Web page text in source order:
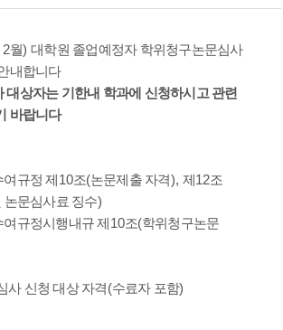
2월)대학원 졸업예정자 학위청구논문심사
내합니다
대상자는 기한내 학과에 신청하시고 관련
바랍니다
규정 제 10조(논문제출 자격), 제 12조
논문심사료 징수)
규정시행내규 제 10조(학위청구논문
사 신청 대상 자격(수료자 포함)